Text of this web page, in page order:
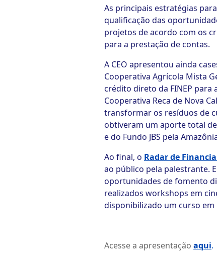
As principais estratégias
qualificação das
projetos de acordo com os
para a prestação de contas.
A CEO apresentou ainda
Cooperativa Agrícola Mista
crédito direto da FINEP para
Cooperativa Reca de Nova
transformar os resíduos de
obtiveram um aporte total de
e do Fundo JBS pela
Ao final, o Radar de
ao público pela palestrante.
oportunidades de fomento
realizados workshops em
disponibilizado um curso em
Acesse a apresentação aqui.